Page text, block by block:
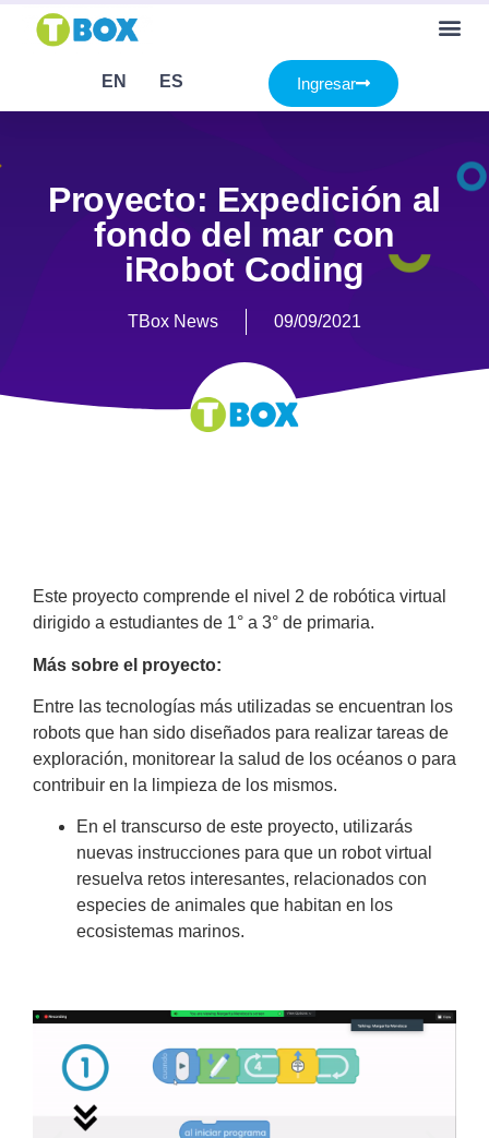
EN ES Ingresar
Proyecto: Expedición al
fondo del mar con
iRobot Coding
TBox News 09/09/2021
Este proyecto comprende el nivel 2 de robótica virtual
dirigido a estudiantes de 1° a 3° de primaria.
Más sobre el proyecto:
Entre las tecnologías más utilizadas se encuentran los
robots que han sido diseñados para realizar tareas de
exploración, monitorear la salud de los océanos o para
contribuir en la limpieza de los mismos.
En el transcurso de este proyecto, utilizarás
nuevas instrucciones para que un robot virtual
resuelva retos interesantes, relacionados con
especies de animales que habitan en los
ecosistemas marinos.